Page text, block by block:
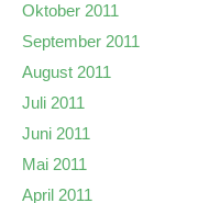
Oktober 2011
September 2011
August 2011
Juli 2011
Juni 2011
Mai 2011
April 2011